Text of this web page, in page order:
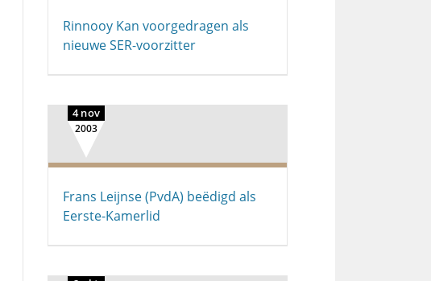
Rinnooy Kan voorgedragen als
nieuwe SER-voorzitter
4 nov
2003
Frans Leijnse (PvdA) beëdigd als
Eerste-Kamerlid